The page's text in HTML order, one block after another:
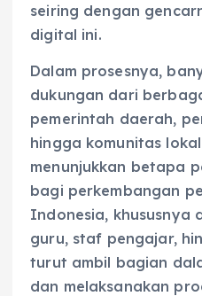
seiring dengan
digital ini.
Dalam prosesnya,
dukungan dari
pemerintah daerah,
hingga komunitas
menunjukkan betapa
bagi perkembangan
Indonesia, khususnya
guru, staf pengajar,
turut ambil bagian
dan melaksanakan